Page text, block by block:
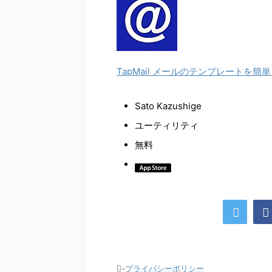
TapMail メールのテンプレートを簡
Sato Kazushige
ユーティリティ
無料
-プライバシーポリシー